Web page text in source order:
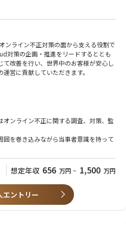
ンライン不正対策の面から支える役割で
対策の企画・推進をリードするととも
て改善を行い、世界中のお客様が安心し
営に貢献していただきます。
コンテンツの開発
ジットカード不正、大量購買など)
オンライン不正に関する調査、対策、監
囲を巻き込みながら当事者意識を持って
種多様なステークホルダーと意思疎通・
務を推進できるコミュニケーション能力
TOEIC700点以上）※各国ステークホ
ニケーションが定常的に必要となります
想定年収 656 万円 ~ 1,500 万円
エントリー